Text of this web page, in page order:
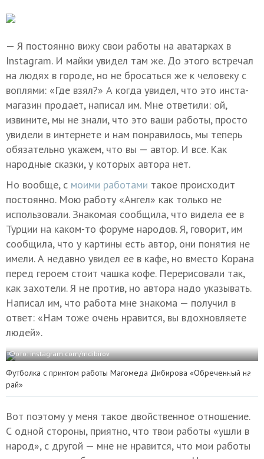
— Я постоянно вижу свои работы на аватарках в
Instagram. И майки увидел там же. До этого встречал
на людях в городе, но не бросаться же к человеку с
воплями: «Где взял?» А когда увидел, что это инста-
магазин продает, написал им. Мне ответили: ой,
извините, мы не знали, что это ваши работы, просто
увидели в интернете и нам понравилось, мы теперь
обязательно укажем, что вы — автор. И все. Как
народные сказки, у которых автора нет.
Но вообще, с моими работами такое происходит
постоянно. Мою работу «Ангел» как только не
использовали. Знакомая сообщила, что видела ее в
Турции на каком-то форуме народов. Я, говорит, им
сообщила, что у картины есть автор, они понятия не
имели. А недавно увидел ее в кафе, но вместо Корана
перед героем стоит чашка кофе. Перерисовали так,
как захотели. Я не против, но автора надо указывать.
Написал им, что работа мне знакома — получил в
ответ: «Нам тоже очень нравится, вы вдохновляете
людей».
Фото: instagram.com/mdibirov
Футболка с принтом работы Магомеда Дибирова «Обреченный на
рай»
Вот поэтому у меня такое двойственное отношение.
С одной стороны, приятно, что твои работы «ушли в
народ», с другой — мне не нравится, что мои работы